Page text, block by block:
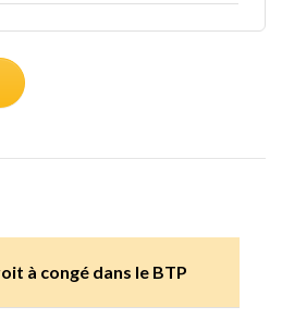
à congé dans le BTP